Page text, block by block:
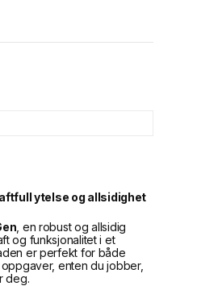
ytelse og allsidighet
, en robust og allsidig
og funksjonalitet i et
er perfekt for både
enten du jobber,
deg.